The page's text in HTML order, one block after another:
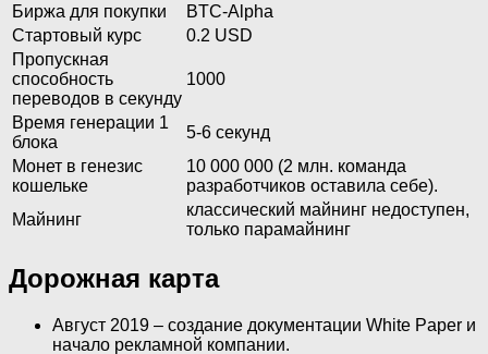
Биржа для покупки
BTC-Alpha
Стартовый курс
0.2 USD
Пропускная
способность
переводов в секунду
1000
Время генерации 1
блока
5-6 секунд
Монет в генезис
кошельке
10 000 000 (2 млн. команда
разработчиков оставила себе).
Майнинг
классический майнинг недоступен,
только парамайнинг
Дорожная карта
Август 2019 – создание документации White Paper и
начало рекламной компании.